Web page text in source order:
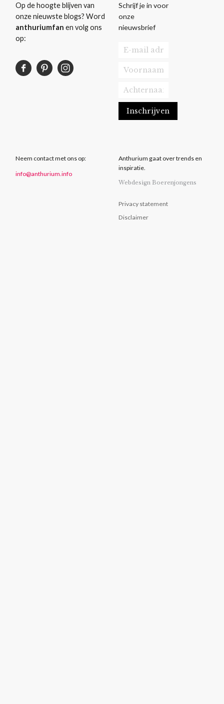
Op de hoogte blijven van
onze nieuwste blogs? Word
anthuriumfan en volg ons
op:
Schrijf je in voor
onze
nieuwsbrief
Neem contact met ons op:
info@anthurium.info
Anthurium gaat over trends en
inspiratie.
Webdesign Boerenjongens
Privacy statement
Disclaimer